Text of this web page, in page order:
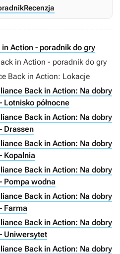
Recenzja
Action - poradnik do gry
in Action - poradnik do gry
Back in Action: Lokacje
Back in Action: Na dobry
Lotnisko północne
Back in Action: Na dobry
Drassen
Back in Action: Na dobry
Kopalnia
Back in Action: Na dobry
Pompa wodna
Back in Action: Na dobry
Farma
Back in Action: Na dobry
Uniwersytet
Back in Action: Na dobry